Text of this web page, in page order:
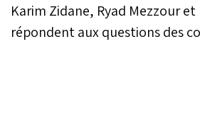
Karim Zidane, Ryad Mezzour
répondent aux questions des